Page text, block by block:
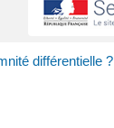
différentielle ?